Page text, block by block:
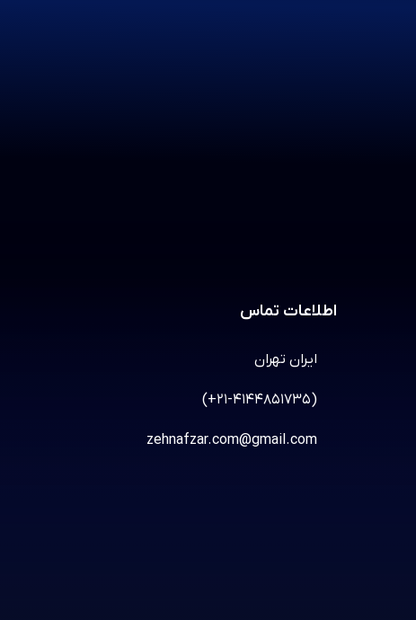
اطلاعات تماس
ایران تهران
(+21-4144851735)
zehnafzar.com@gmail.com